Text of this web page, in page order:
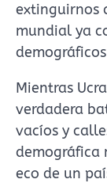
extinguirnos
mundial ya
Mientras
verdadera
vacíos y
demográfica
eco de un